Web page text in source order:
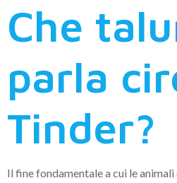
Che
parla
Tinder?
Il fine fondamentale a cui le